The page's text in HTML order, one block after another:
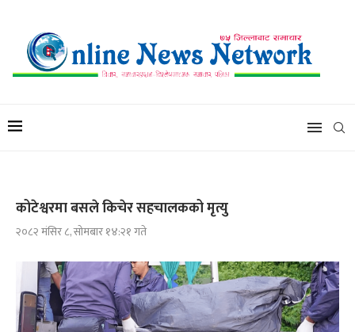
कोटेश्वरमा बसले किचेर सहचालकको मृत्यु
२०८२ मंसिर ८, सोमबार १४:२१ गते